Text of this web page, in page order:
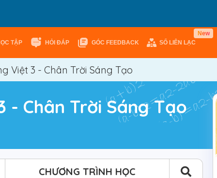
TẬP HỎI ĐÁP GÓC FEEDBACK SỔ LIÊN LẠC
New
Việt 3 - Chân Trời Sáng Tạo
- Chân Trời Sáng Tạo
CHƯƠNG TRÌNH HỌC